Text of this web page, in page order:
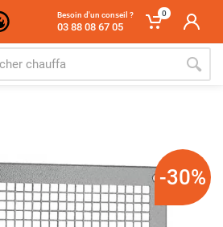
Besoin d'un conseil ?
03 88 08 67 05
0
-30%